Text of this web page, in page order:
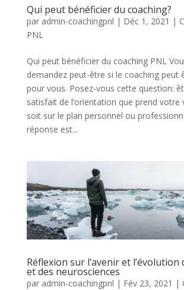
Qui peut bénéficier du coaching?
par admin-coachingpnl | Déc 1, 2021 |
PNL
Qui peut bénéficier du coaching PNL
demandez peut-être si le coaching peut
pour vous. Posez-vous cette question:
satisfait de l’orientation que prend votre
soit sur le plan personnel ou
réponse est...
Réflexion sur l’avenir et l’évolution
et des neurosciences
par admin-coachingpnl | Fév 23, 2021 |